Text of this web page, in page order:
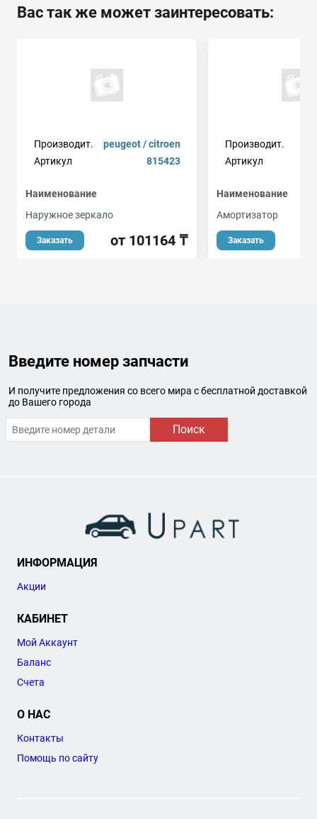
Вас так же может заинтересовать:
Производит.
peugeot / citroen
Артикул
815423
Наименование
Наружное зеркало
Заказать от 101164 ₸
Производит.
Артикул
Наименование
Амортизатор
Заказать
Введите номер запчасти
И получите предложения со всего мира с бесплатной доставкой
до Вашего города
Поиск
ИНФОРМАЦИЯ
Акции
КАБИНЕТ
Мой Аккаунт
Баланс
Счета
О НАС
Контакты
Помощь по сайту